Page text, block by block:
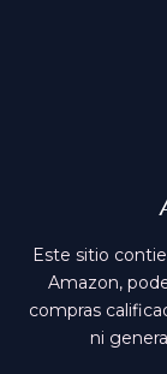
Este sitio
Amazon,
compras
ni